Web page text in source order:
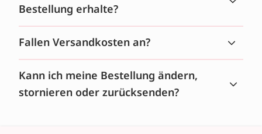
Bestellung erhalte?
Fallen Versandkosten an?
Kann ich meine Bestellung ändern,
stornieren oder zurücksenden?